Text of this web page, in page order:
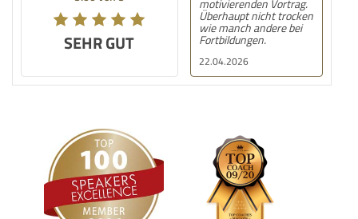
SEHR GUT
22.04.2026
motivierenden Vortrag.
Überhaupt nicht trocken
wie manch andere bei
Fortbildungen.